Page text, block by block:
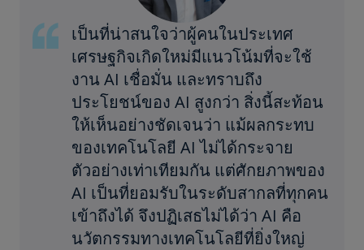
เป็นที่น่าสนใจว่าผู้คนในประเทศ
เศรษฐกิจเกิดใหม่มีแนวโน้มที่จะใช้
งาน AI เชื่อมั่น และทราบถึง
ประโยชน์ของ AI สูงกว่า สิ่งนี้สะท้อน
ให้เห็นอย่างชัดเจนว่า แม้ผลกระทบ
ของเทคโนโลยี AI ไม่ได้กระจาย
ตัวอย่างเท่าเทียมกัน แต่ศักยภาพของ
AI เป็นที่ยอมรับในระดับสากลที่ทุกคน
เข้าถึงได้ จึงปฏิเสธไม่ได้ว่า AI คือ
นวัตกรรมทางเทคโนโลยีที่ยิ่งใหญ่